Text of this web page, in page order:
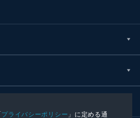
プライバシーポリシー 」に定める通